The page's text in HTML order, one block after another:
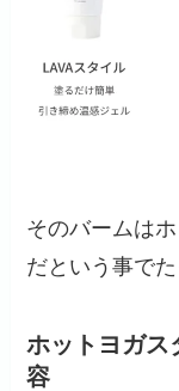
そのバームは
だという事で
ホットヨガス
容